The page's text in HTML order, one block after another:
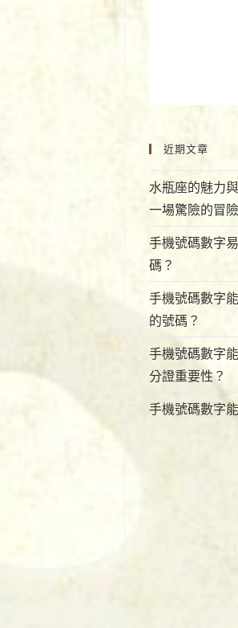
近期文章
水瓶座的魅力
一場驚險的冒險
手機號碼數字
碼？
手機號碼數字
的號碼？
手機號碼數字
分證重要性？
手機號碼數字